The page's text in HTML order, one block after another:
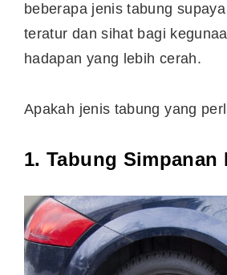
beberapa jenis tabung
teratur dan sihat bagi
hadapan yang lebih cerah.
Apakah jenis tabung yang
1. Tabung Simpanan